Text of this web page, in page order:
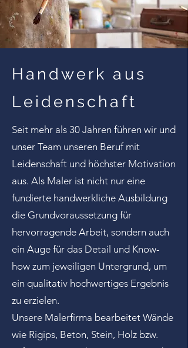
Handwerk aus
Leidenschaft
Seit mehr als 30 Jahren führen wir und
unser Team unseren Beruf mit
Leidenschaft und höchster Motivation
aus. Als Maler ist nicht nur eine
fundierte handwerkliche Ausbildung
die Grundvoraussetzung für
hervorragende Arbeit, sondern auch
ein Auge für das Detail und Know-
how zum jeweiligen Untergrund, um
ein qualitativ hochwertiges Ergebnis
zu erzielen.
Unsere Malerfirma bearbeitet Wände
wie Rigips, Beton, Stein, Holz bzw.